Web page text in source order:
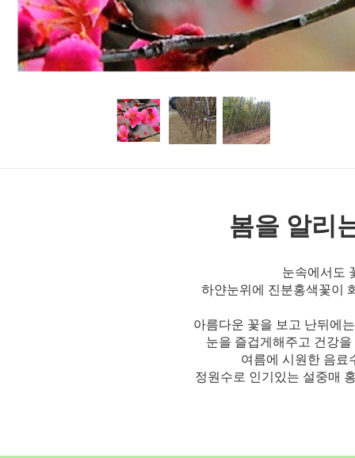
봄을 알리
눈속에서도
하얀눈위에 진분홍색꽃이
아름다운 꽃을 보고 난뒤에
눈을 즐겁게해주고 건강
여름에 시원한 음료
정원수로 인기있는 설중매